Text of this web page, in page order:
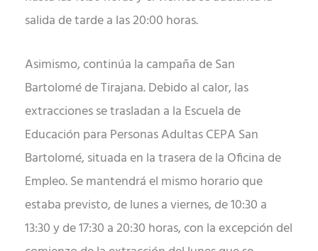
salida de tarde a las 20:00 horas.
Asimismo, continúa la campaña de San
Bartolomé de Tirajana. Debido al calor, las
extracciones se trasladan a la Escuela de
Educación para Personas Adultas CEPA San
Bartolomé, situada en la trasera de la Oficina de
Empleo. Se mantendrá el mismo horario que
estaba previsto, de lunes a viernes, de 10:30 a
13:30 y de 17:30 a 20:30 horas, con la excepción del